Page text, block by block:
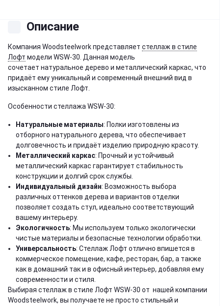
Описание
Компания Woodsteelwork представляет стеллаж в стиле
Лофт модели WSW-30. Данная модель
сочетает натуральное дерево и металлический каркас, что
придаёт ему уникальный и современный внешний вид в
изысканном стиле Лофт.
Особенности стеллажа WSW-30:
Натуральные материалы: Полки изготовлены из
отборного натурального дерева, что обеспечивает
долговечность и придаёт изделию природную красоту.
Металлический каркас: Прочный и устойчивый
металлический каркас гарантирует стабильность
конструкции и долгий срок службы.
Индивидуальный дизайн: Возможность выбора
различных оттенков дерева и вариантов отделки
позволяет создать стул, идеально соответствующий
вашему интерьеру.
Экологичность: Мы используем только экологически
чистые материалы и безопасные технологии обработки.
Универсальность: Стеллаж Лофт отлично впишется в
коммерческое помещение, кафе, ресторан, бар, а также
как в домашний так и в офисный интерьер, добавляя ему
современности и стиля.
Выбирая стеллаж в стиле Лофт WSW-30 от нашей компании
Woodsteelwork, вы получаете не просто стильный и